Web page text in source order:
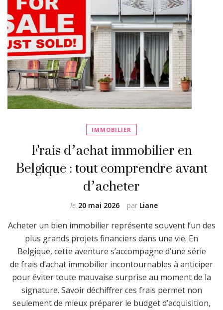
IMMOBILIER
Frais d’achat immobilier en
Belgique : tout comprendre avant
d’acheter
par Liane
le 20 mai 2026
Acheter un bien immobilier représente souvent l’un des
plus grands projets financiers dans une vie. En
Belgique, cette aventure s’accompagne d’une série
de frais d’achat immobilier incontournables à anticiper
pour éviter toute mauvaise surprise au moment de la
signature. Savoir déchiffrer ces frais permet non
seulement de mieux préparer le budget d’acquisition,